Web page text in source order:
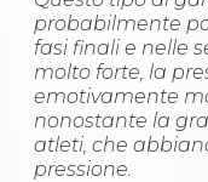
Corsi
Corsi
Edutraining
probabilmente
fasi finali e nelle
molto forte, la
emotivamente
nonostante la
atleti, che
pressione.